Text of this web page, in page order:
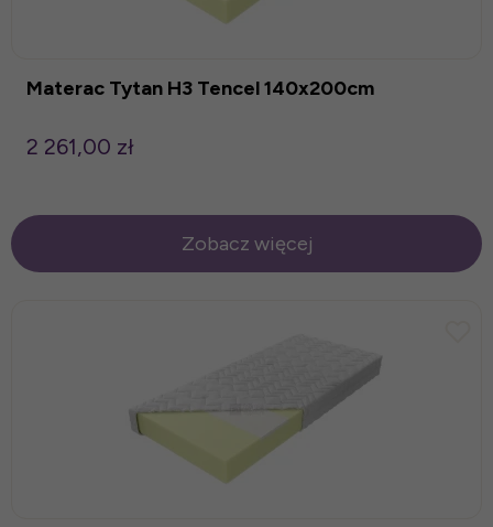
Materac Tytan H3 Tencel 140x200cm
2 261,00 zł
Zobacz więcej